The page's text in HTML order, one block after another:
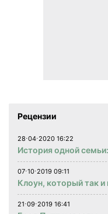
Рецензии
28⋅04⋅2020 16:22
История одной
07⋅10⋅2019 09:11
Клоун, который так
21⋅09⋅2019 16:41